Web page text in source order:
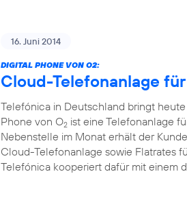
16. Juni 2014
DIGITAL PHONE VON O2:
Cloud-Telefonanlage
Telefónica in Deutschland bringt
Phone von O2 ist eine Telefonanlage
Nebenstelle im Monat erhält der
Cloud-Telefonanlage sowie Flatrates
Telefónica kooperiert dafür mit einem